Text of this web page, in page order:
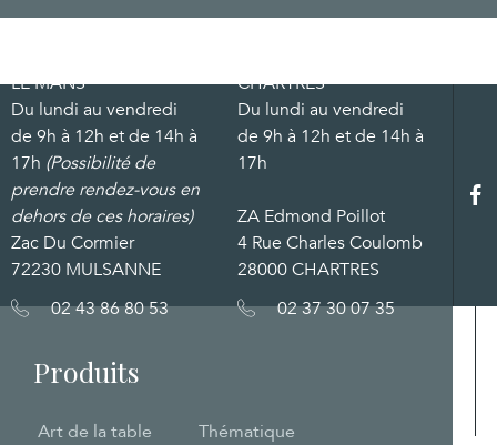
Produits
Art de la table
Thématique
LE MANS
Du lundi au vendredi
de 9h à 12h et de 14h à
17h (Possibilité de
prendre rendez-vous en
dehors de ces horaires)
Zac Du Cormier
72230 MULSANNE
02 43 86 80 53
CHARTRES
Du lundi au vendredi
de 9h à 12h et de 14h à
17h
ZA Edmond Poillot
4 Rue Charles Coulomb
28000 CHARTRES
02 37 30 07 35